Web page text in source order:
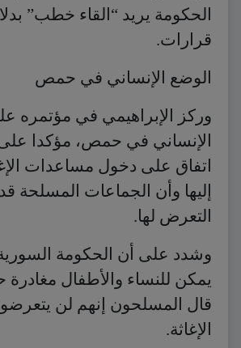
الحكومة يريد “القاء خطب”
قرارات.
الوضع الإنساني في حمص
وركز الإبراهيمي في مؤتمره
الإنساني في حمص، مؤكدا
اتفاق على دخول مساعدات
إليها وأن الجماعات المسلحة
التعرض لها.
وشدد على أن الحكومة
يمكن للنساء والأطفال مغادرة
قال المسلحون إنهم لن
الإغاثة.